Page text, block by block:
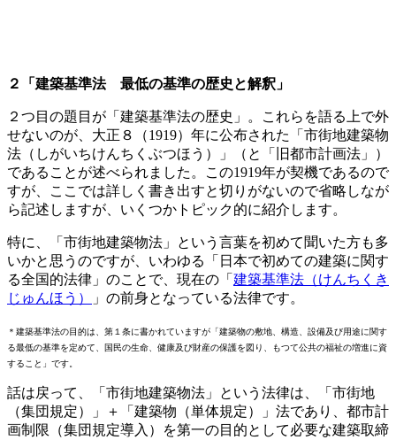
２「建築基準法 最低の基準の歴史と解釈」
２つ目の題目が「建築基準法の歴史」。これらを語る上で外
せないのが、大正８（1919）年に公布された「市街地建築物
法（しがいちけんちくぶつほう）」（と「旧都市計画法」）
であることが述べられました。この1919年が契機であるので
すが、ここでは詳しく書き出すと切りがないので省略しなが
ら記述しますが、いくつかトピック的に紹介します。
特に、「市街地建築物法」という言葉を初めて聞いた方も多
いかと思うのですが、いわゆる「日本で初めての建築に関す
る全国的法律」のことで、現在の「 建築基準法（けんちくき
じゅんほう）
」の前身となっている法律です。
＊建築基準法の目的は、第１条に書かれていますが「建築物の敷地、構造、設備及び用途に関す
る最低の基準を定めて、国民の生命、健康及び財産の保護を図り、もつて公共の福祉の増進に資
すること」です。
話は戻って、「市街地建築物法」という法律は、「市街地
（集団規定）」＋「建築物（単体規定）」法であり、都市計
画制限（集団規定導入）を第一の目的として必要な建築取締